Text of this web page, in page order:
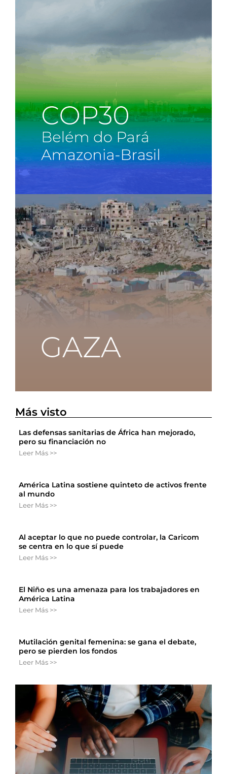
Más visto
Las defensas sanitarias de África han mejorado,
pero su financiación no
Leer Más >>
América Latina sostiene quinteto de activos frente
al mundo
Leer Más >>
Al aceptar lo que no puede controlar, la Caricom
se centra en lo que sí puede
Leer Más >>
El Niño es una amenaza para los trabajadores en
América Latina
Leer Más >>
Mutilación genital femenina: se gana el debate,
pero se pierden los fondos
Leer Más >>